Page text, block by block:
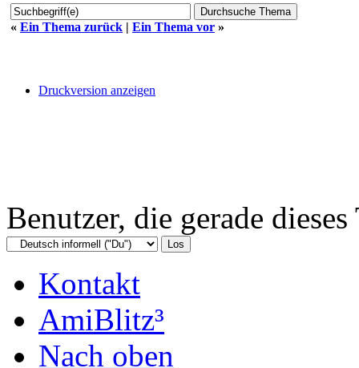
« Ein Thema zurück | Ein Thema vor »
Druckversion anzeigen
Benutzer, die gerade
Kontakt
AmiBlitz³
Nach oben